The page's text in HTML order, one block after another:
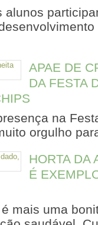
alunos
APAE DE
DA FESTA
na
orgulho
HORTA DA
É
mais uma